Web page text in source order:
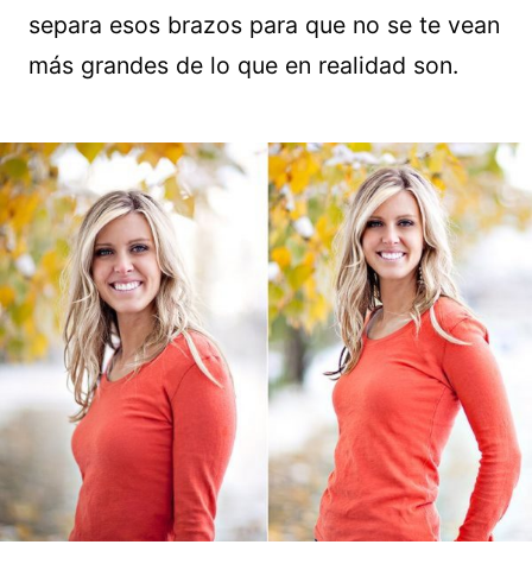
separa esos brazos para que no se te vean
más grandes de lo que en realidad son.